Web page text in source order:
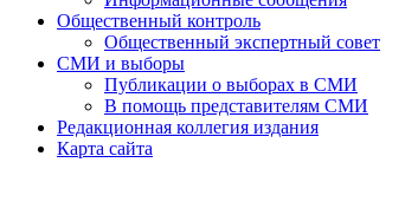
Общественный контроль
Общественный экспертный совет
СМИ и выборы
Публикации о выборах в СМИ
В помощь представителям СМИ
Редакционная коллегия издания
Карта сайта